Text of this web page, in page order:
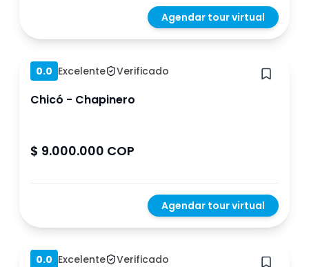
Agendar tour virtual
Hace 1 año
0.0 Excelente Verificado
Chicó - Chapinero
$ 9.000.000 COP
Agendar tour virtual
Hace 4 meses
0.0 Excelente Verificado